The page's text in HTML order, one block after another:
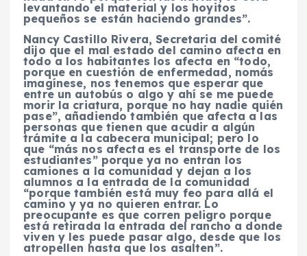
levantando el material y los hoyitos
pequeños se están haciendo grandes”.
Nancy Castillo Rivera, Secretaria del comité
dijo que el mal estado del camino afecta en
todo a los habitantes los afecta en “todo,
porque en cuestión de enfermedad, nomás
imagínese, nos tenemos que esperar que
entre un autobús o algo y ahí se me puede
morir la criatura, porque no hay nadie quién
pase”, añadiendo también que afecta a las
personas que tienen que acudir a algún
trámite a la cabecera municipal; pero lo
que “más nos afecta es el transporte de los
estudiantes” porque ya no entran los
camiones a la comunidad y dejan a los
alumnos a la entrada de la comunidad
“porque también está muy feo para allá el
camino y ya no quieren entrar. Lo
preocupante es que corren peligro porque
está retirada la entrada del rancho a donde
viven y les puede pasar algo, desde que los
atropellen hasta que los asalten”.